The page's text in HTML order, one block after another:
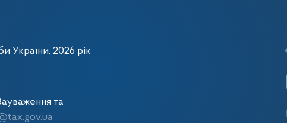
України. 2026 рік
та